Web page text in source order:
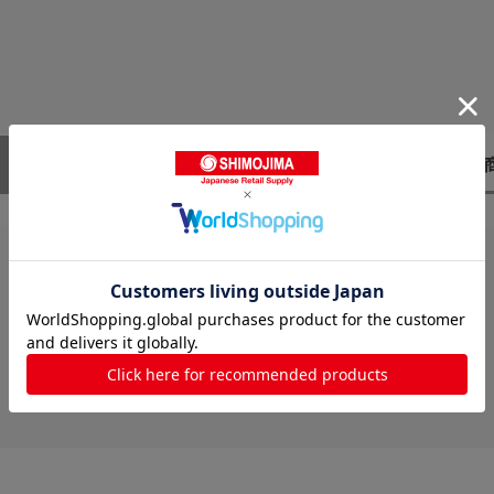
レビューはありません。